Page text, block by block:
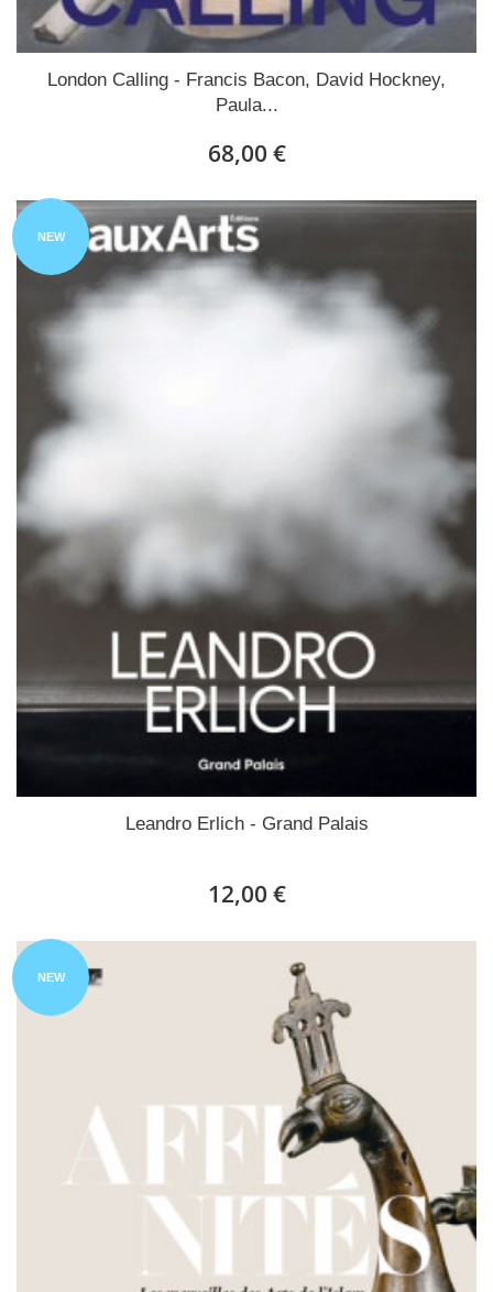
London Calling - Francis Bacon, David Hockney,
Paula...
68,00 €
NEW
Leandro Erlich - Grand Palais
12,00 €
NEW